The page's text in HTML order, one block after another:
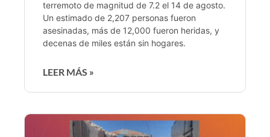
terremoto de magnitud de 7.2 el 14 de agosto.
Un estimado de 2,207 personas fueron
asesinadas, más de 12,000 fueron heridas, y
decenas de miles están sin hogares.
LEER MÁS »